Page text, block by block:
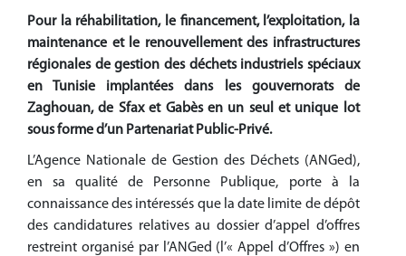
Pour la réhabilitation, le financement, l’exploitation, la
maintenance et le renouvellement des infrastructures
régionales de gestion des déchets industriels spéciaux
en Tunisie implantées dans les gouvernorats de
Zaghouan, de Sfax et Gabès en un seul et unique lot
sous forme d’un Partenariat Public-Privé.
L’Agence Nationale de Gestion des Déchets (ANGed),
en sa qualité de Personne Publique, porte à la
connaissance des intéressés que la date limite de dépôt
des candidatures relatives au dossier d’appel d’offres
restreint organisé par l’ANGed (l’« Appel d’Offres ») en